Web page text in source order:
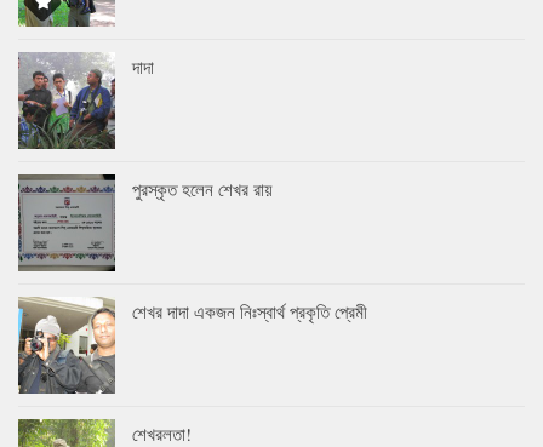
দাদা
পুরস্কৃত হলেন শেখর রায়
শেখর দাদা একজন নিঃস্বার্থ প্রকৃতি প্রেমী
শেখরলতা!